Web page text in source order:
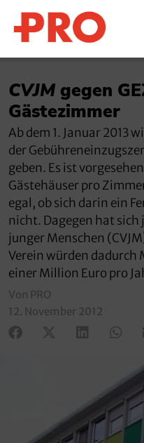
CVJM gegen
Gästezimmer
Ab dem 1. Januar 2013
der
geben. Es ist
Gästehäuser pro
egal, ob sich darin ein
nicht. Dagegen hat sich
junger Menschen
Verein würden dadurch
einer Million Euro pro
Von PRO
12. November 2012